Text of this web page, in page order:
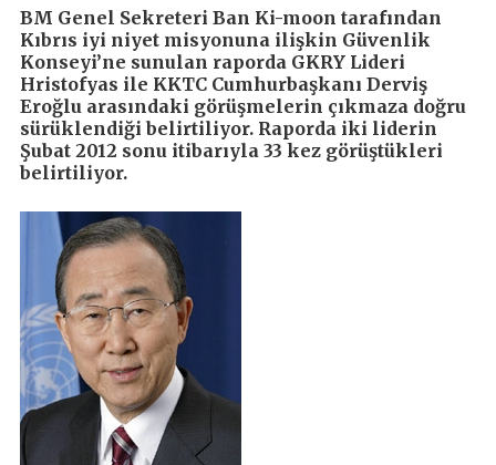
BM Genel Sekreteri Ban Ki-moon tarafından
Kıbrıs iyi niyet misyonuna ilişkin Güvenlik
Konseyi’ne sunulan raporda GKRY Lideri
Hristofyas ile KKTC Cumhurbaşkanı Derviş
Eroğlu arasındaki görüşmelerin çıkmaza doğru
sürüklendiği belirtiliyor. Raporda iki liderin
Şubat 2012 sonu itibarıyla 33 kez görüştükleri
belirtiliyor.